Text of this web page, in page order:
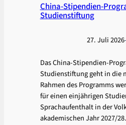
China-Stipendien-
Studienstiftung
27. Juli 2026
Das China-Stipendien-
Studienstiftung geht in die
Rahmen des Programms
für einen einjährigen
Sprachaufenthalt in der
akademischen Jahr 2027/